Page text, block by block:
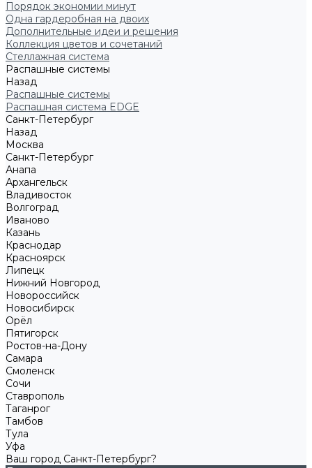
Порядок экономии минут
Одна гардеробная на двоих
Дополнительные идеи и решения
Коллекция цветов и сочетаний
Стеллажная система
Распашные системы
Назад
Распашные системы
Распашная система EDGE
Санкт-Петербург
Назад
Москва
Санкт-Петербург
Анапа
Архангельск
Владивосток
Волгоград
Иваново
Казань
Краснодар
Красноярск
Липецк
Нижний Новгород
Новороссийск
Новосибирск
Орёл
Пятигорск
Ростов-на-Дону
Самара
Смоленск
Сочи
Ставрополь
Таганрог
Тамбов
Тула
Уфа
Ваш город Санкт-Петербург?